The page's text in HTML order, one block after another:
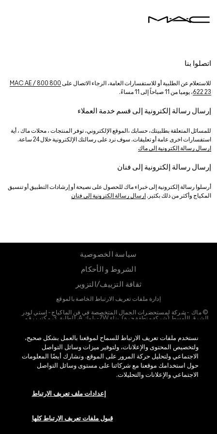
اتصلوا بنا
للاستعلام عن الطلبية أو للاستفسارات العامة، الرجاء الاتصال على
800 MAC AE / 800
622 23، يوميا من 11 صباحاً إلى 11 مساءً.
إرسال رسالة إلكترونية إلى قسم خدمة العملاء
للمسائل المتعلقة بطلبيتك، حسابك ،الموقع الإلكتروني، توفر المنتجات ، محلات ماك ، أية
استفسارات اخرى عامة أو تعليقات. سوف نرد على رسالتك الإلكترونية خلال 24 ساعة.
إرسال رسالة إلكترونية إلى ماك
إرسال رسالة إلكترونية إلى فنان
أرسلوا رسالة إلكترونية إلى خبراء ماك للحصول على نصيحة أو إرشادات التطبيق أو تنسيق
المكياج وأكثر من ذلك بكثير. إرسال رسالة إلكترونية إلى فنان
سياسة الخصوصية
الشروط و الأحكام
ثقافة التزييف/التزوير
إدارة ملفات تعريف الارتباط الخاصة بالموقع
© ماك - شركة لمستحضرات الجمال المتخصصة في فن الماكياج - إستي لودر
الشرق الأوسط (شركة منطقة حرة). بناء 7W - بلوك A، الطابق 3، مكتب رقم
نستخدم ملفات تعريف الارتباط للسماح لموقعنا بالعمل بشكل صحيح،
ولتخصيص المحتوى والإعلانات، ولتوفير ميزات وسائل التواصل
الاجتماعي ولتحليل حركة المرور على الموقع. ونشارك أيضًا المعلومات
حول استخدامك موقعنا مع شركائنا على مستوى وسائل التواصل
الاجتماعي والإعلانات والتحليلات.
إعدادات ملف تعريف الارتباط
قبول ملفات تعريف الارتباط كلها